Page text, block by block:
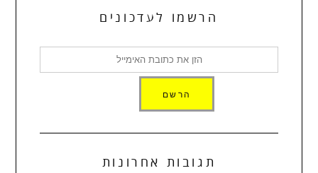
הרשמו לעדכונים
תגובות אחרונות